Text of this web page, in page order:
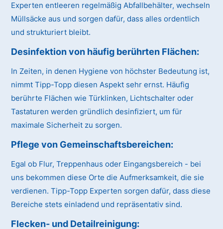
Experten entleeren regelmäßig Abfallbehälter, wechseln
Müllsäcke aus und sorgen dafür, dass alles ordentlich
und strukturiert bleibt.
Desinfektion von häufig berührten Flächen:
In Zeiten, in denen Hygiene von höchster Bedeutung ist,
nimmt Tipp-Topp diesen Aspekt sehr ernst. Häufig
berührte Flächen wie Türklinken, Lichtschalter oder
Tastaturen werden gründlich desinfiziert, um für
maximale Sicherheit zu sorgen.
Pflege von Gemeinschaftsbereichen:
Egal ob Flur, Treppenhaus oder Eingangsbereich - bei
uns bekommen diese Orte die Aufmerksamkeit, die sie
verdienen. Tipp-Topp Experten sorgen dafür, dass diese
Bereiche stets einladend und repräsentativ sind.
Flecken- und Detailreinigung: